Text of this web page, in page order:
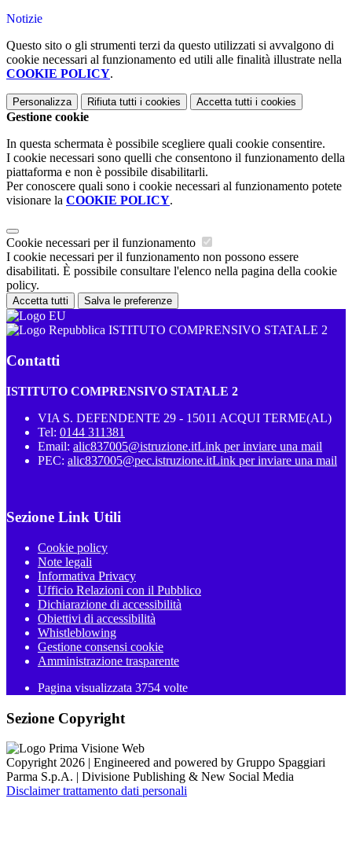
Notizie
Questo sito o gli strumenti terzi da questo utilizzati si avvalgono di
cookie necessari al funzionamento ed utili alle finalità illustrate nella
COOKIE POLICY.
Personalizza Rifiuta tutti i cookies Accetta tutti i cookies
Gestione cookie
In questa schermata è possibile scegliere quali cookie consentire.
I cookie necessari sono quelli che consentono il funzionamento della
piattaforma e non è possibile disabilitarli.
Per conoscere quali sono i cookie necessari al funzionamento potete
visionare la COOKIE POLICY.
Cookie necessari per il funzionamento
I cookie necessari per il funzionamento non possono essere
disabilitati. È possibile consultare l'elenco nella pagina della cookie
policy.
Accetta tutti Salva le preferenze
ISTITUTO COMPRENSIVO STATALE 2
Contatti
ISTITUTO COMPRENSIVO STATALE 2
VIA S. DEFENDENTE 29 - 15011 ACQUI TERME(AL)
Tel: 0144 311381
Email: alic837005@istruzione.itLink per inviare una mail
PEC: alic837005@pec.istruzione.itLink per inviare una mail
Sezione Link Utili
Cookie policy
Note legali
Informativa Privacy
Ufficio Relazioni con il Pubblico
Dichiarazione di accessibilità
Obiettivi di accessibilità
Whistleblowing
Gestione consensi cookie
Amministrazione trasparente
Pagina visualizzata 3754 volte
Sezione Copyright
Copyright 2026 | Engineered and powered by Gruppo Spaggiari
Parma S.p.A. | Divisione Publishing & New Social Media
Disclaimer trattamento dati personali